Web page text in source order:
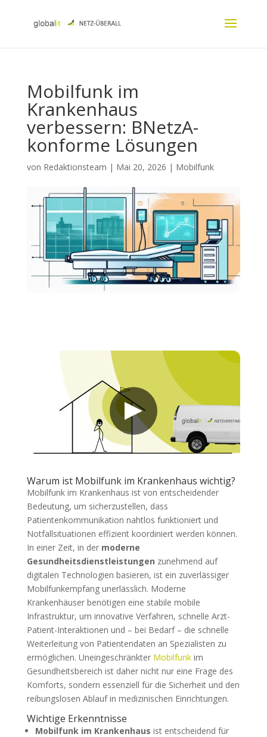
Mobilfunk im
Krankenhaus
verbessern: BNetzA-
konforme Lösungen
von Redaktionsteam | Mai 20, 2026 | Mobilfunk
Warum ist Mobilfunk im Krankenhaus wichtig?
Mobilfunk im Krankenhaus ist von entscheidender
Bedeutung, um sicherzustellen, dass
Patientenkommunikation nahtlos funktioniert und
Notfallsituationen effizient koordiniert werden können.
In einer Zeit, in der moderne
Gesundheitsdienstleistungen zunehmend auf
digitalen Technologien basieren, ist ein zuverlässiger
Mobilfunkempfang unerlässlich. Moderne
Krankenhäuser benötigen eine stabile mobile
Infrastruktur, um innovative Verfahren, schnelle Arzt-
Patient-Interaktionen und – bei Bedarf – die schnelle
Weiterleitung von Patientendaten an Spezialisten zu
ermöglichen. Uneingeschränkter Mobilfunkim
Gesundheitsbereich ist daher nicht nur eine Frage des
Komforts, sondern essenziell für die Sicherheit und den
reibungslosen Ablauf in medizinischen Einrichtungen.
Wichtige Erkenntnisse
Mobilfunk im Krankenhaus ist entscheidend für